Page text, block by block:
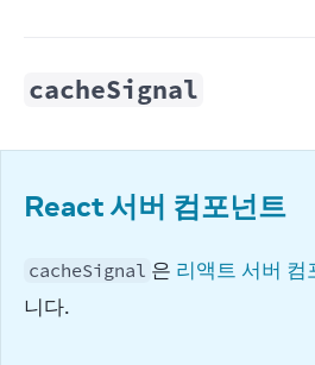
cacheSignal
React 서버 컴포넌트
cacheSignal 은 리액트 서버 컴
니다.